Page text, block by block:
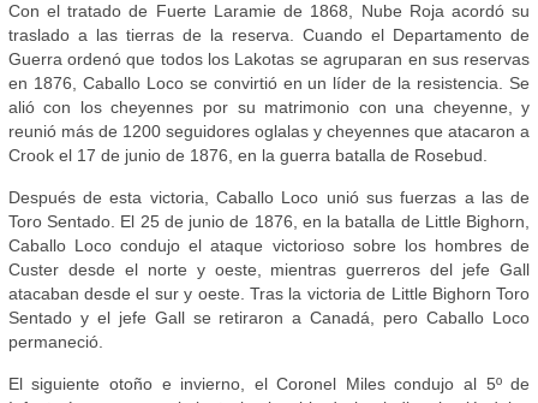
Con el tratado de Fuerte Laramie de 1868, Nube Roja acordó su
traslado a las tierras de la reserva. Cuando el Departamento de
Guerra ordenó que todos los Lakotas se agruparan en sus reservas
en 1876, Caballo Loco se convirtió en un líder de la resistencia. Se
alió con los cheyennes por su matrimonio con una cheyenne, y
reunió más de 1200 seguidores oglalas y cheyennes que atacaron a
Crook el 17 de junio de 1876, en la guerra batalla de Rosebud.
Después de esta victoria, Caballo Loco unió sus fuerzas a las de
Toro Sentado. El 25 de junio de 1876, en la batalla de Little Bighorn,
Caballo Loco condujo el ataque victorioso sobre los hombres de
Custer desde el norte y oeste, mientras guerreros del jefe Gall
atacaban desde el sur y oeste. Tras la victoria de Little Bighorn Toro
Sentado y el jefe Gall se retiraron a Canadá, pero Caballo Loco
permaneció.
El siguiente otoño e invierno, el Coronel Miles condujo al 5º de